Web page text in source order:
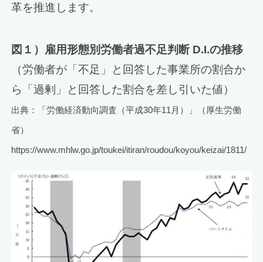
革を推進します。
図１）雇用形態別労働者過不足判断 D.I.の推移
（労働者が「不足」と回答した事業所の割合か
ら「過剰」と回答した割合を差し引いた値）
出典：「労働経済動向調査（平成30年11月）」（厚生労働
省）
https://www.mhlw.go.jp/toukei/itiran/roudou/koyou/keizai/1811/